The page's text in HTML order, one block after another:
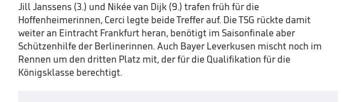
Jill Janssens (3.) und Nikée van Dijk (9.) trafen früh für die
Hoffenheimerinnen, Cerci legte beide Treffer auf. Die TSG rückte damit
weiter an Eintracht Frankfurt heran, benötigt im Saisonfinale aber
Schützenhilfe der Berlinerinnen. Auch Bayer Leverkusen mischt noch im
Rennen um den dritten Platz mit, der für die Qualifikation für die
Königsklasse berechtigt.